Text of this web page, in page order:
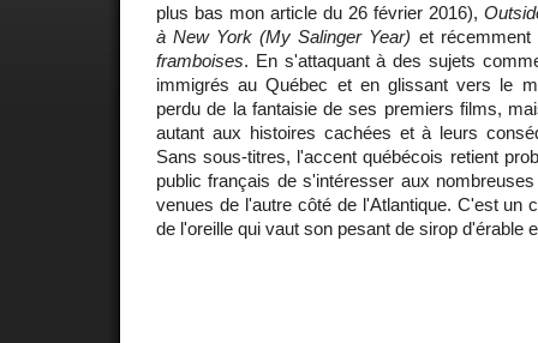
plus bas mon article du 26 février 2016),
à New York (My Salinger Year) et
framboises. En s'attaquant à des sujets
immigrés au Québec et en glissant vers le
perdu de la fantaisie de ses premiers films,
autant aux histoires cachées et à leurs
Sans sous-titres, l'accent québécois retient
public français de s'intéresser aux
venues de l'autre côté de l'Atlantique. C'est un
de l'oreille qui vaut son pesant de sirop d'érable